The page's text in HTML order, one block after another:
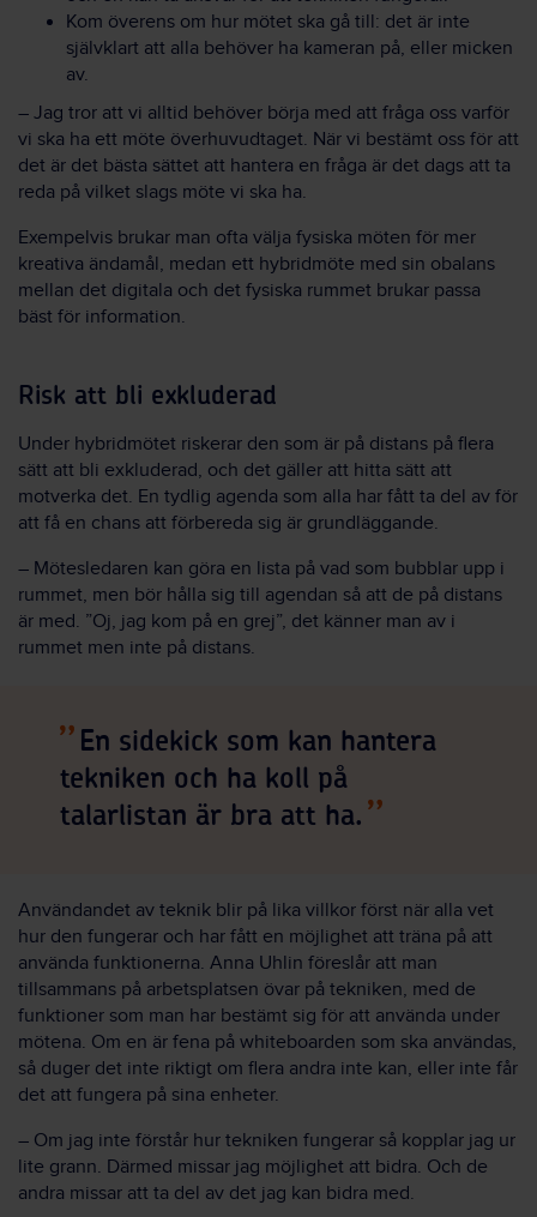
Kom överens om hur mötet ska gå till: det är inte
självklart att alla behöver ha kameran på, eller micken
av.
– Jag tror att vi alltid behöver börja med att fråga oss varför
vi ska ha ett möte överhuvudtaget. När vi bestämt oss för att
det är det bästa sättet att hantera en fråga är det dags att ta
reda på vilket slags möte vi ska ha.
Exempelvis brukar man ofta välja fysiska möten för mer
kreativa ändamål, medan ett hybridmöte med sin obalans
mellan det digitala och det fysiska rummet brukar passa
bäst för information.
Risk att bli exkluderad
Under hybridmötet riskerar den som är på distans på flera
sätt att bli exkluderad, och det gäller att hitta sätt att
motverka det. En tydlig agenda som alla har fått ta del av för
att få en chans att förbereda sig är grundläggande.
– Mötesledaren kan göra en lista på vad som bubblar upp i
rummet, men bör hålla sig till agendan så att de på distans
är med. ”Oj, jag kom på en grej”, det känner man av i
rummet men inte på distans.
En sidekick som kan hantera
tekniken och ha koll på
talarlistan är bra att ha.
Användandet av teknik blir på lika villkor först när alla vet
hur den fungerar och har fått en möjlighet att träna på att
använda funktionerna. Anna Uhlin föreslår att man
tillsammans på arbetsplatsen övar på tekniken, med de
funktioner som man har bestämt sig för att använda under
mötena. Om en är fena på whiteboarden som ska användas,
så duger det inte riktigt om flera andra inte kan, eller inte får
det att fungera på sina enheter.
– Om jag inte förstår hur tekniken fungerar så kopplar jag ur
lite grann. Därmed missar jag möjlighet att bidra. Och de
andra missar att ta del av det jag kan bidra med.